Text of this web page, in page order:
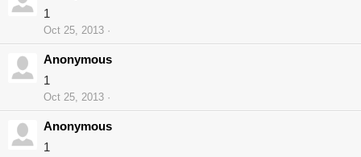
1
Oct 25, 2013
Anonymous
1
Oct 25, 2013
Anonymous
1